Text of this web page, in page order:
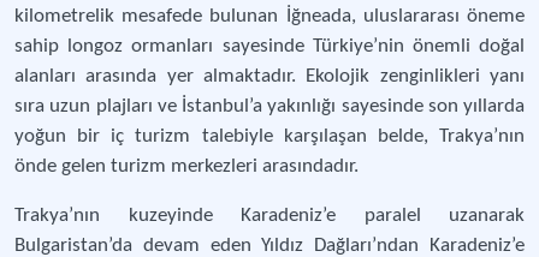
kilometrelik mesafede bulunan İğneada, uluslararası öneme
sahip longoz ormanları sayesinde Türkiye’nin önemli doğal
alanları arasında yer almaktadır. Ekolojik zenginlikleri yanı
sıra uzun plajları ve İstanbul’a yakınlığı sayesinde son yıllarda
yoğun bir iç turizm talebiyle karşılaşan belde, Trakya’nın
önde gelen turizm merkezleri arasındadır.
Trakya’nın kuzeyinde Karadeniz’e paralel uzanarak
Bulgaristan’da devam eden Yıldız Dağları’ndan Karadeniz’e